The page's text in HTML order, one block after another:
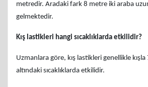
metredir. Aradaki fark 8 metre iki araba
gelmektedir.
Kış lastikleri hangi sıcaklıklarda etkilidir?
Uzmanlara göre, kış lastikleri genellikle
altındaki sıcaklıklarda etkilidir.